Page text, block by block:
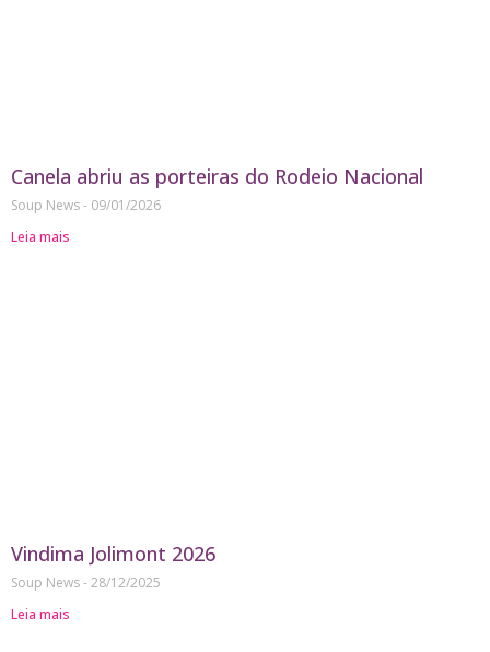
Canela abriu as porteiras do Rodeio Nacional
Soup News
09/01/2026
Leia mais
Vindima Jolimont 2026
Soup News 28/12/2025
Leia mais